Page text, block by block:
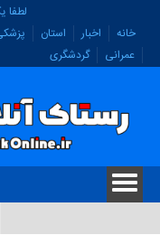
لطفا
خانه
اخبار استان
عمرانی
گردشگری